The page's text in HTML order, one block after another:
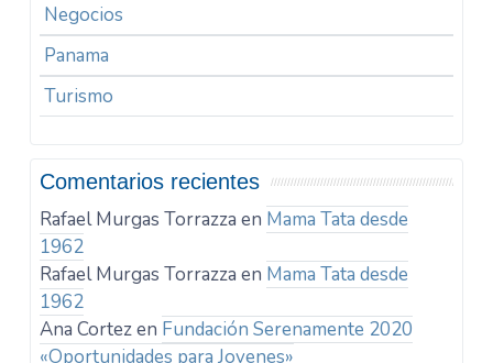
Negocios
Panama
Turismo
Comentarios recientes
Rafael Murgas Torrazza en Mama Tata desde
1962
Rafael Murgas Torrazza en Mama Tata desde
1962
Ana Cortezen Fundación Serenamente 2020
«Oportunidades para Jovenes»